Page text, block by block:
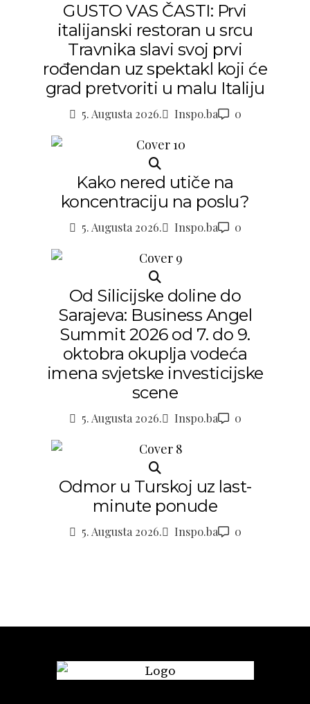
GUSTO VAS ČASTI: Prvi
italijanski restoran u srcu
Travnika slavi svoj prvi
rođendan uz spektakl koji će
grad pretvoriti u malu Italiju
5. Augusta 2026. Inspo.ba 0
Kako nered utiče na
koncentraciju na poslu?
5. Augusta 2026. Inspo.ba 0
Od Silicijske doline do
Sarajeva: Business Angel
Summit 2026 od 7. do 9.
oktobra okuplja vodeća
imena svjetske investicijske
scene
5. Augusta 2026. Inspo.ba 0
Odmor u Turskoj uz last-
minute ponude
5. Augusta 2026. Inspo.ba 0